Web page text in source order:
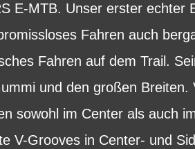
E-MTB. Unser erster echter
Fahren auch
Fahren auf dem Trail.
und den großen
sowohl im Center als auch
V-Grooves in Center- und